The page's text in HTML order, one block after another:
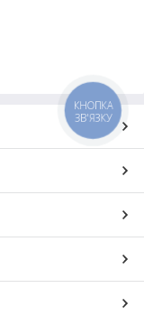
КНОПКА
ЗВ'ЯЗКУ